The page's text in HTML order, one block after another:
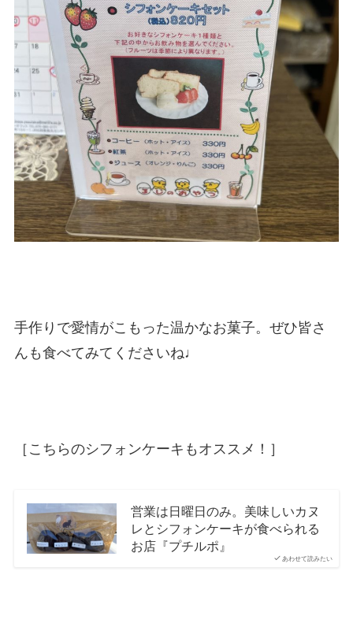
手作りで愛情がこもった温かなお菓子。ぜひ皆さ
んも食べてみてくださいね♩
［こちらのシフォンケーキもオススメ！］
あわせて読みたい
営業は日曜日のみ。美味しいカヌ
レとシフォンケーキが食べられる
お店『プチルポ』